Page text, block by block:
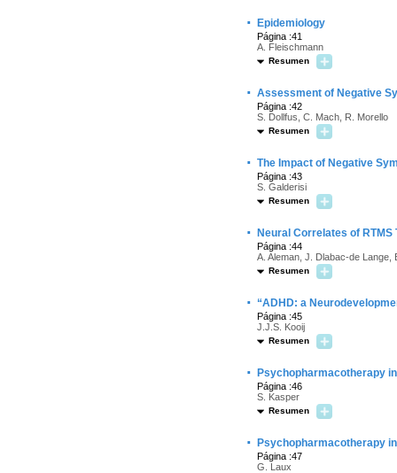
· Epidemiology
Página :41
A. Fleischmann
Resumen
· Assessment of Negative
Página :42
S. Dollfus, C. Mach, R. Morello
Resumen
· The Impact of Negative
Página :43
S. Galderisi
Resumen
· Neural Correlates of
Página :44
A. Aleman, J. Dlabac-de Lange,
Resumen
· “ADHD: a
Página :45
J.J.S. Kooij
Resumen
· Psychopharmacotherapy
Página :46
S. Kasper
Resumen
· Psychopharmacotherapy
Página :47
G. Laux